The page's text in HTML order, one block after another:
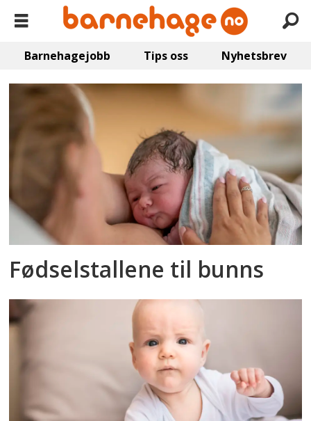
Barnehagejobb Tips oss Nyhetsbrev
Emne:
fødsel
Fødselstallene til bunns